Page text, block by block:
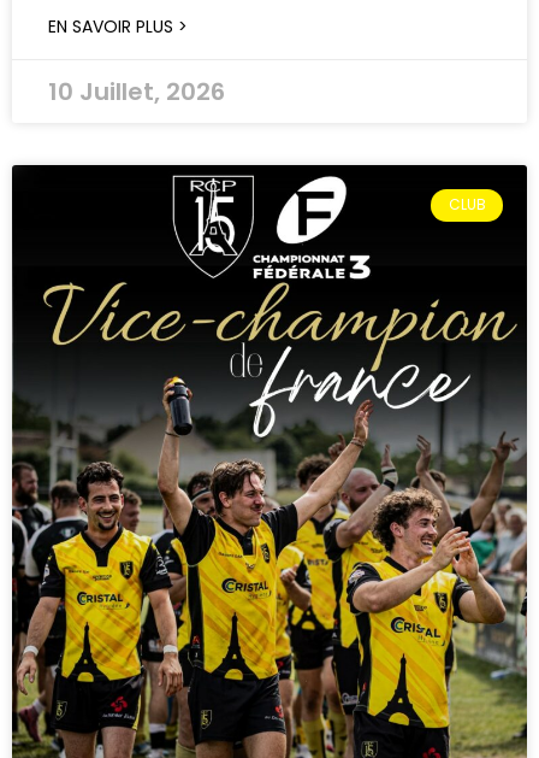
EN SAVOIR PLUS >
10 Juillet, 2026
CLUB